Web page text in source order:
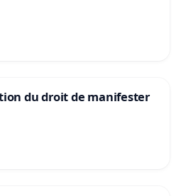
du droit de manifester